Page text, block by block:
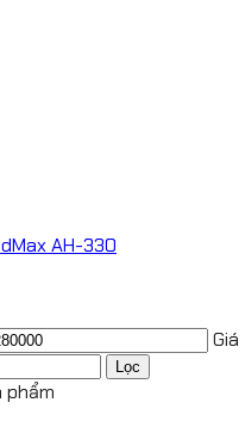
AH-330
Lọc
phẩm